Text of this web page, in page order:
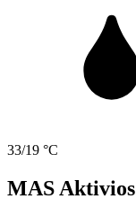
33/19 °C
MAS Aktivios